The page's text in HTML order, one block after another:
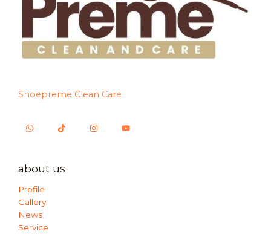
Shoepreme Clean Care
about us
Profile
Gallery
News
Service